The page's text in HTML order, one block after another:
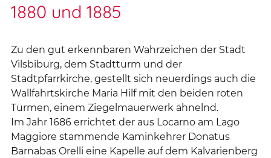
1880 und 1885
Zu den gut erkennbaren Wahrzeichen der Stadt
Vilsbiburg, dem Stadtturm und der
Stadtpfarrkirche, gestellt sich neuerdings auch die
Wallfahrtskirche Maria Hilf mit den beiden roten
Türmen, einem Ziegelmauerwerk ähnelnd.
Im Jahr 1686 errichtet der aus Locarno am Lago
Maggiore stammende Kaminkehrer Donatus
Barnabas Orelli eine Kapelle auf dem Kalvarienberg